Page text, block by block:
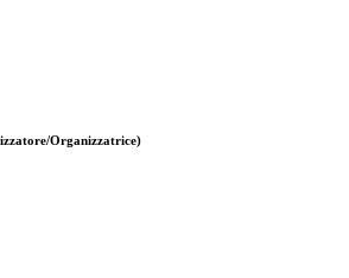
Organizzatrice)